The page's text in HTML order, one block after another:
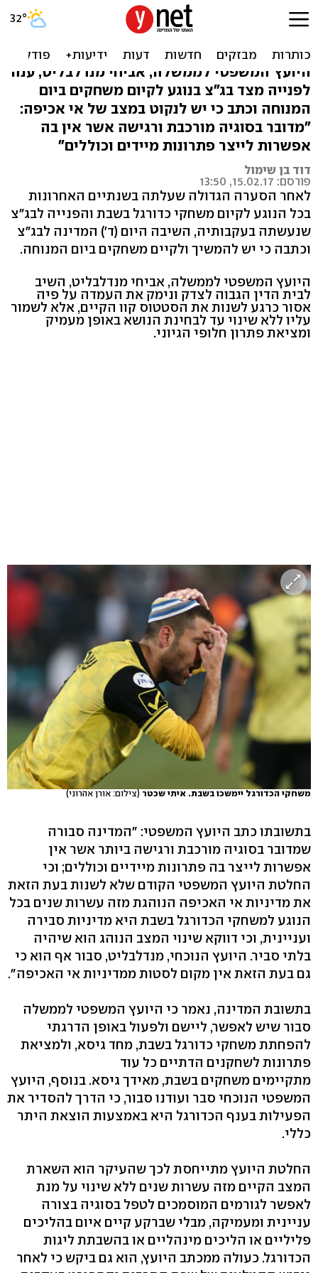
המדינה לבג"צ: לאפשר
משחקי כדורגל בשבת
היועץ המשפטי לממשלה, אביחי מנדלבליט, ענה
לפנייה מצד בג"צ בנוגע לקיום משחקים ביום
המנוחה וכתב כי יש לנקוט במצב של אי אכיפה:
"מדובר בסוגיה מורכבת ורגישה אשר אין בה
אפשרות לייצר פתרונות מיידים וכוללים"
דוד בן שימול
פורסם: 15.02.17, 13:50
לאחר הסערה הגדולה שעלתה בשנתיים האחרונות
בכל הנוגע לקיום משחקי כדורגל בשבת והפנייה לבג"צ
שנעשתה בעקבותיה, השיבה היום (ד') המדינה לבג"צ
וכתבה כי יש להמשיך ולקיים משחקים ביום המנוחה.
היועץ המשפטי לממשלה, אביחי מנדלבליט, השיב
לבית הדין הגבוה לצדק ונימק את העמדה על פיה
אסור כרגע לשנות את הסטטוס קוו הקיים, אלא לשמור
עליו ללא שינוי עד לבחינת הנושא באופן מעמיק
ומציאת פתרון חלופי הגיוני.
משחקי הכדורגל יימשכו בשבת. איתי שכטר (צילום: אורן אהרוני)
בתשובתו כתב היועץ המשפטי: "המדינה סבורה
שמדובר בסוגיה מורכבת ורגישה ביותר אשר אין
אפשרות לייצר בה פתרונות מיידיים וכוללים; וכי
החלטת היועץ המשפטי הקודם שלא לשנות בעת הזאת
את מדיניות אי האכיפה הנוהגת מזה עשרות שנים בכל
הנוגע למשחקי הכדורגל בשבת היא מדיניות סבירה
ועניינית, וכי דווקא שינוי המצב הנוהג הוא שיהיה
בלתי סביר. היועץ הנוכחי, מנדלבליט, סבור אף הוא כי
גם בעת הזאת אין מקום לסטות ממדיניות אי האכיפה".
בתשובת המדינה, נאמר כי היועץ המשפטי לממשלה
סבור שיש לאפשר, ליישם ולפעול באופן הדרגתי
להפחתת משחקי כדורגל בשבת, מחד גיסא, ולמציאת
פתרונות לשחקנים הדתיים כל עוד
מתקיימים משחקים בשבת, מאידך גיסא. בנוסף, היועץ
המשפטי הנוכחי סבר ועודנו סבור, כי הדרך להסדיר את
הפעילות בענף הכדורגל היא באמצעות הוצאת היתר
כללי.
החלטת היועץ מתייחסת לכך שהעיקר הוא השארת
המצב הקיים מזה עשרות שנים ללא שינוי על מנת
לאפשר לגורמים המוסמכים לטפל בסוגיה בצורה
עניינית ומעמיקה, מבלי שברקע קיים איום בהליכים
פליליים או הליכים מינהליים או בהשבתת ליגות
הכדורגל. כעולה ממכתב היועץ, הוא גם ביקש כי לאחר